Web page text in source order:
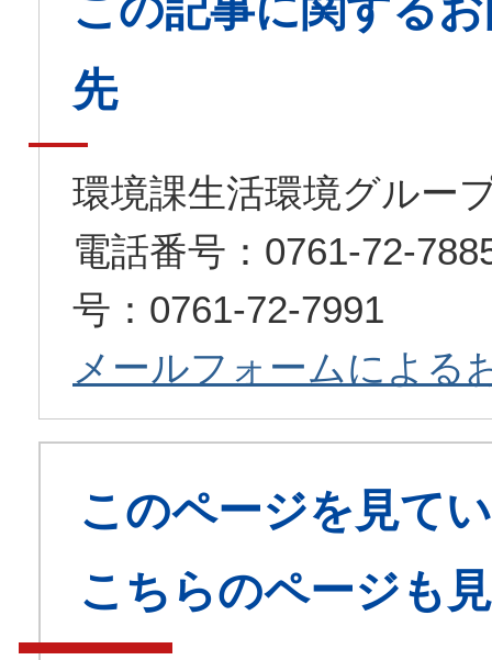
先
環境課生活環境グルー
電話番号：0761-72-
号：0761-72-7991
メールフォームによる
このページを見て
こちらのページも